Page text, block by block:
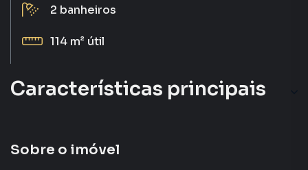
2 banheiros
114 m² útil
Características principais
Salão gourmet
Sobre o imóvel